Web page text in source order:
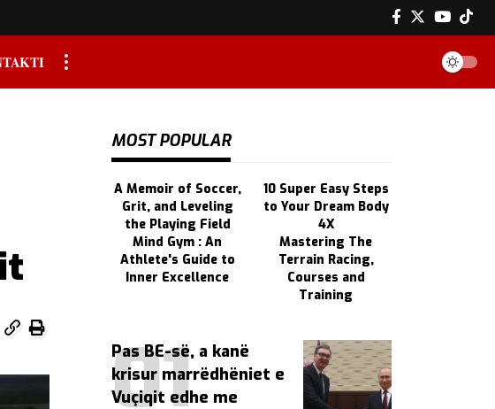
MOST POPULAR
A Memoir of Soccer,
Grit, and Leveling
the Playing Field
10 Super Easy Steps
to Your Dream Body
4X
Mind Gym : An
Athlete's Guide to
Inner Excellence
Mastering The
Terrain Racing,
Courses and
Training
Pas BE-së, a kanë
krisur marrëdhëniet e
Vuçiqit edhe me